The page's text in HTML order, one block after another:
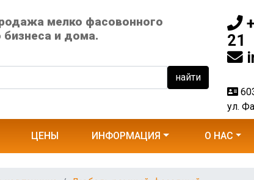
21
ул.
мелко фасовонного
и дома.
найти
ЦЕНЫ ИНФОРМАЦИЯ О НАС